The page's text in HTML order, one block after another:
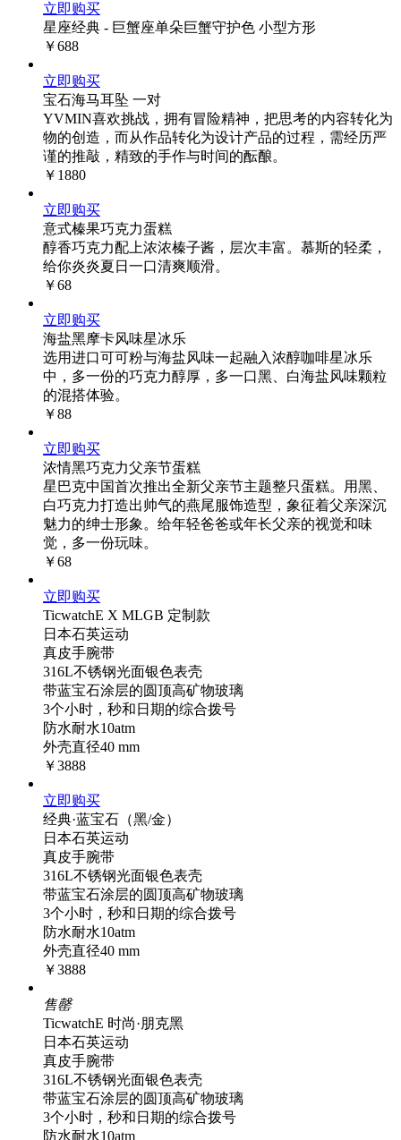
立即购买
星座经典 - 巨蟹座单朵巨蟹守护色 小型方形
￥688
立即购买
宝石海马耳坠 一对
YVMIN喜欢挑战，拥有冒险精神，把思考的内容转化为
物的创造，而从作品转化为设计产品的过程，需经历严
谨的推敲，精致的手作与时间的酝酿。
￥1880
立即购买
意式榛果巧克力蛋糕
醇香巧克力配上浓浓榛子酱，层次丰富。慕斯的轻柔，
给你炎炎夏日一口清爽顺滑。
￥68
立即购买
海盐黑摩卡风味星冰乐
选用进口可可粉与海盐风味一起融入浓醇咖啡星冰乐
中，多一份的巧克力醇厚，多一口黑、白海盐风味颗粒
的混搭体验。
￥88
立即购买
浓情黑巧克力父亲节蛋糕
星巴克中国首次推出全新父亲节主题整只蛋糕。用黑、
白巧克力打造出帅气的燕尾服饰造型，象征着父亲深沉
魅力的绅士形象。给年轻爸爸或年长父亲的视觉和味
觉，多一份玩味。
￥68
立即购买
TicwatchE X MLGB 定制款
日本石英运动
真皮手腕带
316L不锈钢光面银色表壳
带蓝宝石涂层的圆顶高矿物玻璃
3个小时，秒和日期的综合拨号
防水耐水10atm
外壳直径40 mm
￥3888
立即购买
经典·蓝宝石（黑/金）
日本石英运动
真皮手腕带
316L不锈钢光面银色表壳
带蓝宝石涂层的圆顶高矿物玻璃
3个小时，秒和日期的综合拨号
防水耐水10atm
外壳直径40 mm
￥3888
售罄
TicwatchE 时尚·朋克黑
日本石英运动
真皮手腕带
316L不锈钢光面银色表壳
带蓝宝石涂层的圆顶高矿物玻璃
3个小时，秒和日期的综合拨号
防水耐水10atm